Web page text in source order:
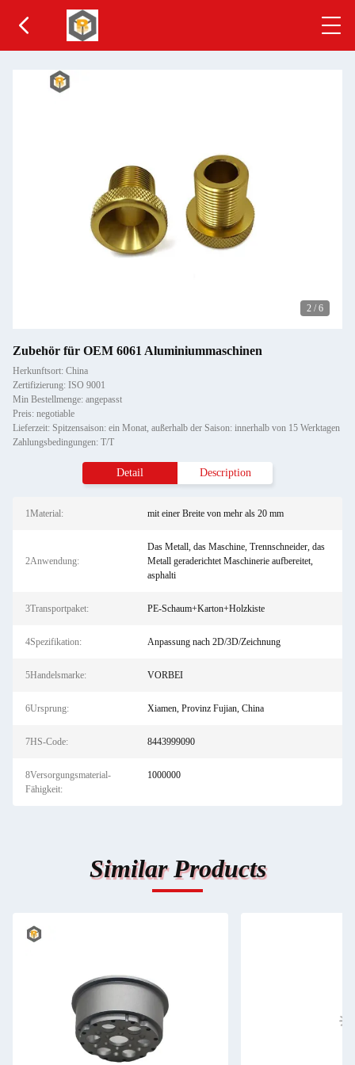
2 / 6
Zubehör für OEM 6061 Aluminiummaschinen
Herkunftsort: China
Zertifizierung: ISO 9001
Min Bestellmenge: angepasst
Preis: negotiable
Lieferzeit: Spitzensaison: ein Monat, außerhalb der Saison: innerhalb von 15 Werktagen
Zahlungsbedingungen: T/T
Detail Description
1Material: mit einer Breite von mehr als 20 mm
2Anwendung:
Das Metall, das Maschine, Trennschneider, das
Metall geraderichtet Maschinerie aufbereitet,
asphalti
3Transportpaket: PE-Schaum+Karton+Holzkiste
4Spezifikation: Anpassung nach 2D/3D/Zeichnung
5Handelsmarke: VORBEI
6Ursprung: Xiamen, Provinz Fujian, China
7HS-Code: 8443999090
8Versorgungsmaterial-
Fähigkeit:
1000000
Similar Products